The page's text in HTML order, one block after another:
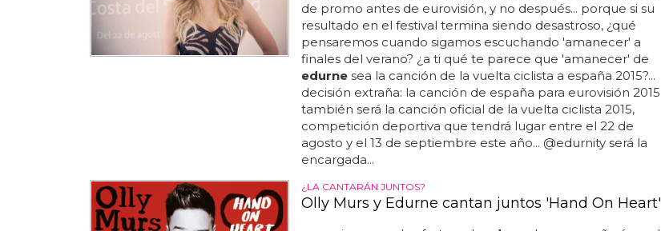
de promo antes de eurovisión, y no después... porque si su
resultado en el festival termina siendo desastroso, ¿qué
pensaremos cuando sigamos escuchando 'amanecer' a
finales del verano? ¿a ti qué te parece que 'amanecer' de
edurnesea la canción de la vuelta ciclista a españa 2015?...
decisión extraña: la canción de españa para eurovisión 2015
también será la canción oficial de la vuelta ciclista 2015,
competición deportiva que tendrá lugar entre el 22 de
agosto y el 13 de septiembre este año... @edurnity será la
encargada...
¿LA CANTARÁN JUNTOS?
Olly Murs y Edurne cantan juntos 'Hand On Heart'